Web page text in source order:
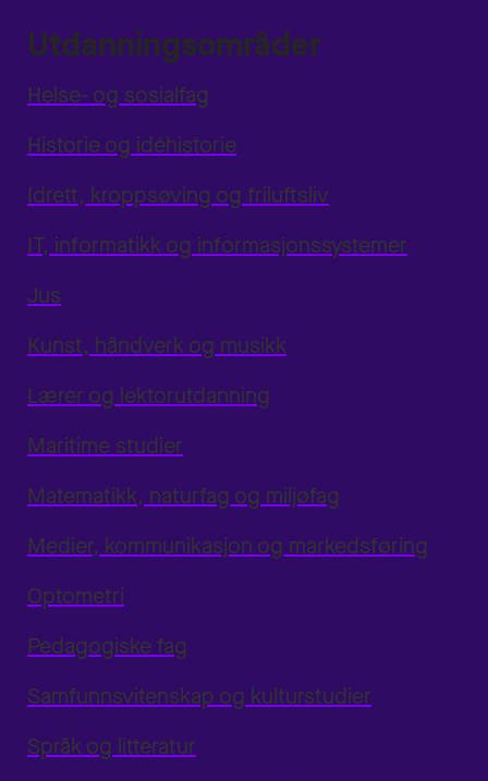
Utdanningsområder
Helse- og sosialfag
Historie og idéhistorie
Idrett, kroppsøving og friluftsliv
IT, informatikk og informasjonssystemer
Jus
Kunst, håndverk og musikk
Lærer og lektorutdanning
Maritime studier
Matematikk, naturfag og miljøfag
Medier, kommunikasjon og markedsføring
Optometri
Pedagogiske fag
Samfunnsvitenskap og kulturstudier
Språk og litteratur